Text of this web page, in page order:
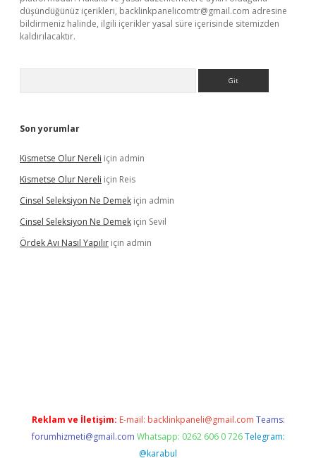
düşündüğünüz içerikleri, backlinkpanelicomtr@gmail.com adresine
bildirmeniz halinde, ilgili içerikler yasal süre içerisinde sitemizden
kaldırılacaktır.
Son yorumlar
Kismetse Olur Nereli için admin
Kismetse Olur Nereli için Reis
Cinsel Seleksiyon Ne Demek için admin
Cinsel Seleksiyon Ne Demek için Sevil
Ördek Avı Nasıl Yapılır için admin
Reklam ve İletişim: E-mail: backlinkpaneli@gmail.com Teams:
forumhizmeti@gmail.com Whatsapp: 0262 606 0 726 Telegram:
@karabul